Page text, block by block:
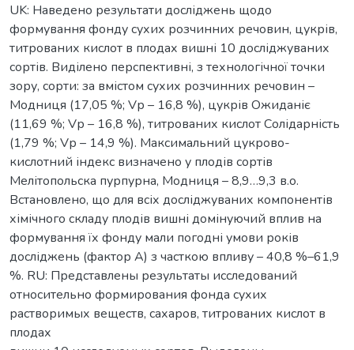
UK: Наведено результати досліджень щодо
формування фонду сухих розчинних речовин, цукрів,
титрованих кислот в плодах вишні 10 досліджуваних
сортів. Виділено перспективні, з технологічної точки
зору, сорти: за вмістом сухих розчинних речовин –
Модниця (17,05 %; Vр – 16,8 %), цукрів Ожиданіє
(11,69 %; Vр – 16,8 %), титрованих кислот Солідарність
(1,79 %; Vр – 14,9 %). Максимальний цукрово-
кислотний індекс визначено у плодів сортів
Мелітопольска пурпурна, Модниця – 8,9…9,3 в.о.
Встановлено, що для всіх досліджуваних компонентів
хімічного складу плодів вишні домінуючий вплив на
формування їх фонду мали погодні умови років
досліджень (фактор А) з часткою впливу – 40,8 %–61,9
%. RU: Представлены результаты исследований
относительно формирования фонда сухих
растворимых веществ, сахаров, титрованих кислот в
плодах